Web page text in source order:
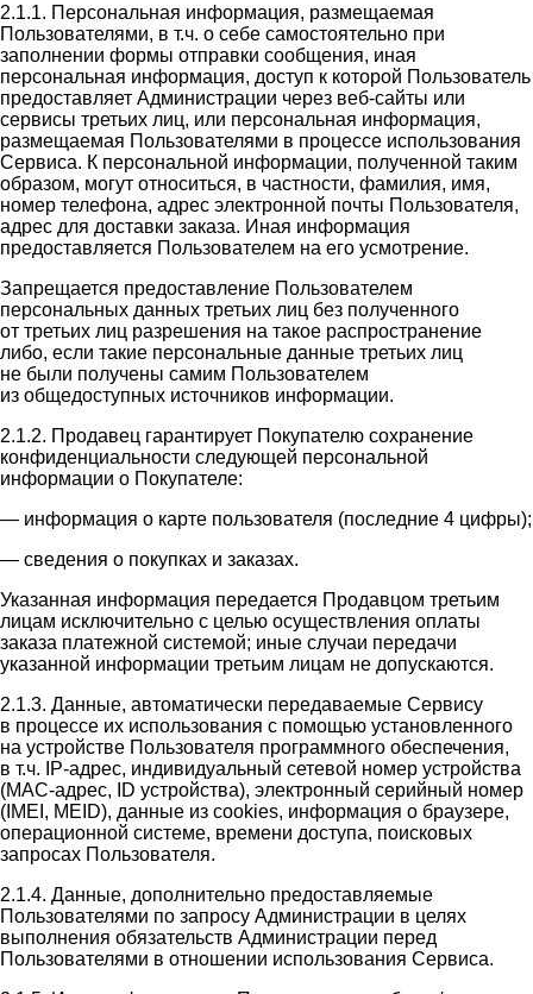
2.1.1. Персональная информация, размещаемая
Пользователями, в т.ч. о себе самостоятельно при
заполнении формы отправки сообщения, иная
персональная информация, доступ к которой Пользователь
предоставляет Администрации через веб-сайты или
сервисы третьих лиц, или персональная информация,
размещаемая Пользователями в процессе использования
Сервиса. К персональной информации, полученной таким
образом, могут относиться, в частности, фамилия, имя,
номер телефона, адрес электронной почты Пользователя,
адрес для доставки заказа. Иная информация
предоставляется Пользователем на его усмотрение.
Запрещается предоставление Пользователем
персональных данных третьих лиц без полученного
от третьих лиц разрешения на такое распространение
либо, если такие персональные данные третьих лиц
не были получены самим Пользователем
из общедоступных источников информации.
2.1.2. Продавец гарантирует Покупателю сохранение
конфиденциальности следующей персональной
информации о Покупателе:
— информация о карте пользователя (последние 4 цифры);
— сведения о покупках и заказах.
Указанная информация передается Продавцом третьим
лицам исключительно с целью осуществления оплаты
заказа платежной системой; иные случаи передачи
указанной информации третьим лицам не допускаются.
2.1.3. Данные, автоматически передаваемые Сервису
в процессе их использования с помощью установленного
на устройстве Пользователя программного обеспечения,
в т.ч. IP-адрес, индивидуальный сетевой номер устройства
(MAC-адрес, ID устройства), электронный серийный номер
(IMEI, MEID), данные из cookies, информация о браузере,
операционной системе, времени доступа, поисковых
запросах Пользователя.
2.1.4. Данные, дополнительно предоставляемые
Пользователями по запросу Администрации в целях
выполнения обязательств Администрации перед
Пользователями в отношении использования Сервиса.